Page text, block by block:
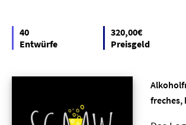
40
Entwürfe
320,00€
Preisgeld
freches,